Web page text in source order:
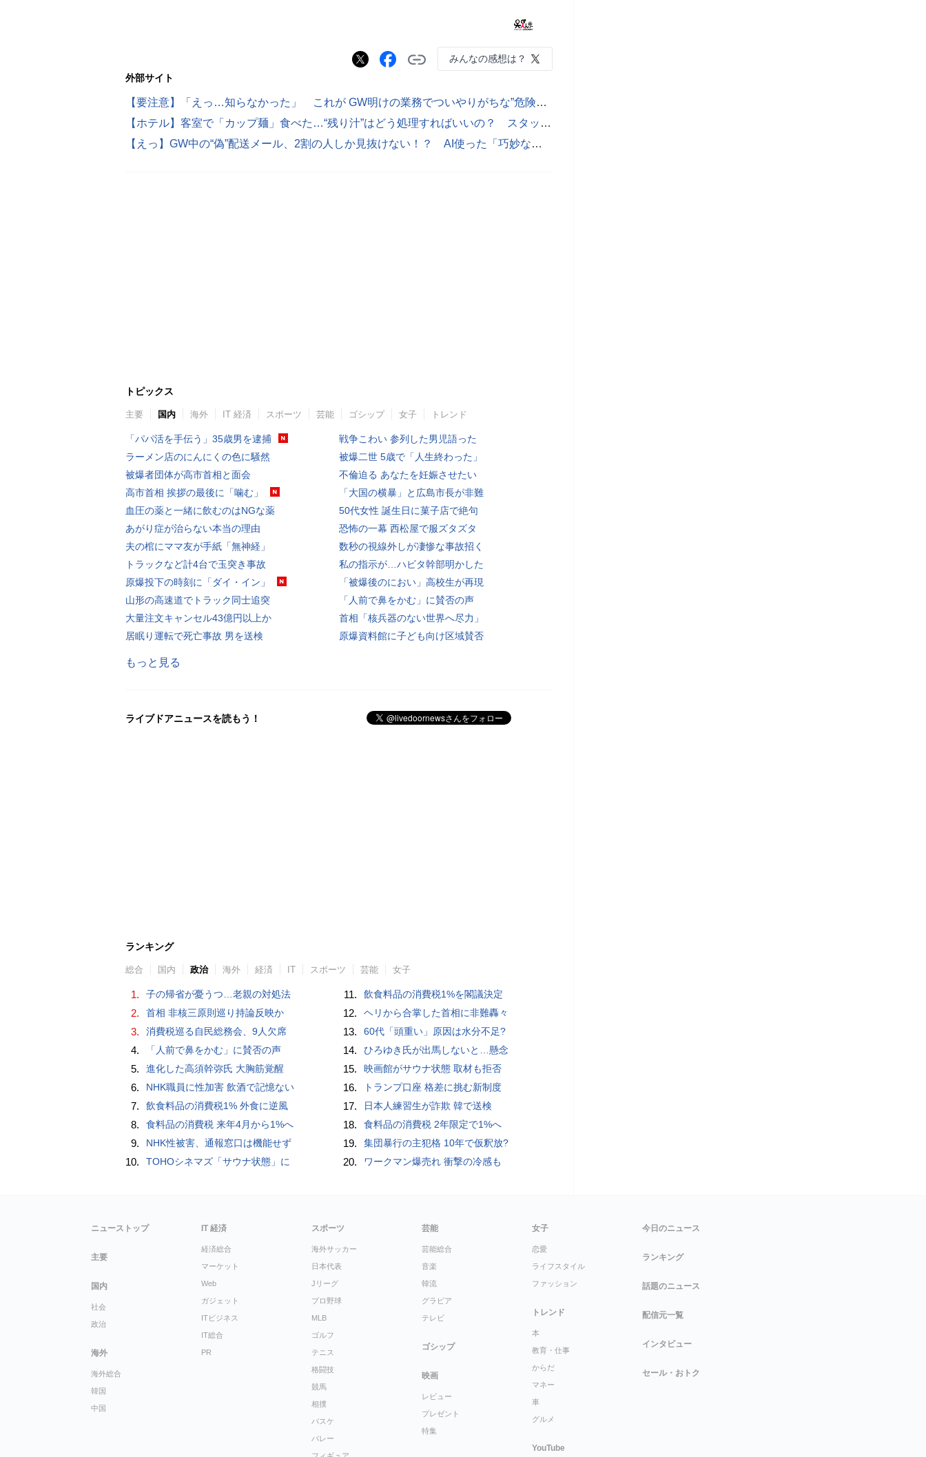
みんなの感想は？
外部サイト
【要注意】「えっ…知らなかった」 これが GW明けの業務でついやりがちな”危険行為”の正体です！
【ホテル】客室で「カップ麺」食べた…“残り汁”はどう処理すればいいの？ スタッフが明かした“正解”
【えっ】GW中の“偽”配送メール、2割の人しか見抜けない！？ AI使った「巧妙な詐欺」から資産守る4つの方法
トピックス
主要 国内 海外 IT 経済 スポーツ 芸能 ゴシップ 女子 トレンド
「パパ活を手伝う」35歳男を逮捕
ラーメン店のにんにくの色に騒然
被爆者団体が高市首相と面会
高市首相 挨拶の最後に「噛む」
血圧の薬と一緒に飲むのはNGな薬
あがり症が治らない本当の理由
夫の棺にママ友が手紙「無神経」
トラックなど計4台で玉突き事故
原爆投下の時刻に「ダイ・イン」
山形の高速道でトラック同士追突
大量注文キャンセル43億円以上か
居眠り運転で死亡事故 男を送検
戦争こわい 参列した男児語った
被爆二世 5歳で「人生終わった」
不倫迫る あなたを妊娠させたい
「大国の横暴」と広島市長が非難
50代女性 誕生日に菓子店で絶句
恐怖の一幕 西松屋で服ズタズタ
数秒の視線外しが凄惨な事故招く
私の指示が…ハビタ幹部明かした
「被爆後のにおい」高校生が再現
「人前で鼻をかむ」に賛否の声
首相「核兵器のない世界へ尽力」
原爆資料館に子ども向け区域賛否
もっと見る
ライブドアニュースを読もう！
ランキング
総合 国内 政治 海外 経済 IT スポーツ 芸能 女子
1. 子の帰省が憂うつ…老親の対処法
2. 首相 非核三原則巡り持論反映か
3. 消費税巡る自民総務会、9人欠席
4. 「人前で鼻をかむ」に賛否の声
5. 進化した高須幹弥氏 大胸筋覚醒
6. NHK職員に性加害 飲酒で記憶ない
7. 飲食料品の消費税1% 外食に逆風
8. 食料品の消費税 来年4月から1%へ
9. NHK性被害、通報窓口は機能せず
10. TOHOシネマズ「サウナ状態」に
11. 飲食料品の消費税1%を閣議決定
12. ヘリから合掌した首相に非難轟々
13. 60代「頭重い」原因は水分不足?
14. ひろゆき氏が出馬しないと…懸念
15. 映画館がサウナ状態 取材も拒否
16. トランプ口座 格差に挑む新制度
17. 日本人練習生が詐欺 韓で送検
18. 食料品の消費税 2年限定で1%へ
19. 集団暴行の主犯格 10年で仮釈放?
20. ワークマン爆売れ 衝撃の冷感も
ニューストップ
主要
国内
社会
政治
海外
海外総合
韓国
中国
IT 経済
経済総合
マーケット
Web
ガジェット
ITビジネス
IT総合
PR
スポーツ
海外サッカー
日本代表
Jリーグ
プロ野球
MLB
ゴルフ
テニス
格闘技
競馬
相撲
バスケ
バレー
フィギュア
芸能
芸能総合
音楽
韓流
グラビア
テレビ
ゴシップ
映画
レビュー
プレゼント
特集
女子
恋愛
ライフスタイル
ファッション
トレンド
本
教育・仕事
からだ
マネー
車
グルメ
YouTube
今日のニュース
ランキング
話題のニュース
配信元一覧
インタビュー
セール・おトク